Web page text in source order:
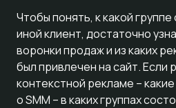
Чтобы понять, к какой
иной клиент, достаточно
воронки продаж и из каких
был привлечен на сайт. Если
контекстной рекламе –
о SMM – в каких группах